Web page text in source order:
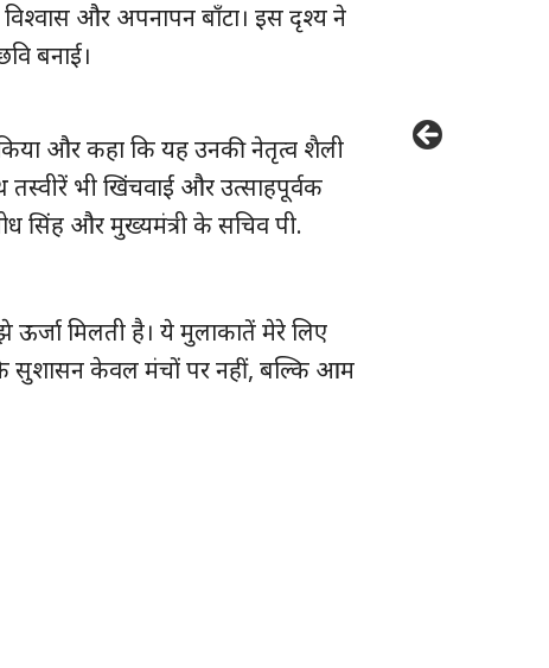
लिंक्स
में
और अपनापन बाँटा। इस दृश्य ने
बनाई।
और कहा कि यह उनकी नेतृत्व शैली
भी खिंचवाईं और उत्साहपूर्वक
सिंह और मुख्यमंत्री के सचिव पी.
मिलती है। ये मुलाकातें मेरे लिए
सुशासन केवल मंचों पर नहीं, बल्कि आम